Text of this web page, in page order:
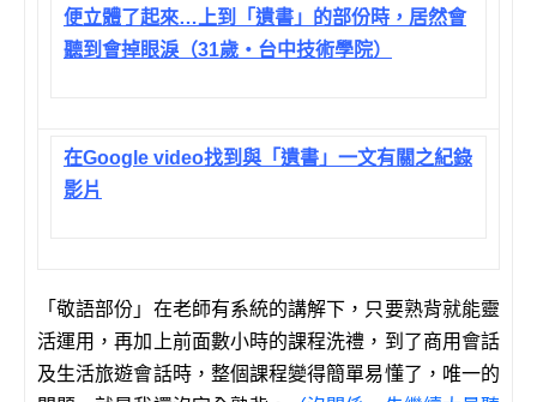
便立體了起來…上到「遺書」的部份時，居然會
聽到會掉眼淚（31歲‧台中技術學院）
在Google video找到與「遺書」一文有關之紀錄
影片
「敬語部份」在老師有系統的講解下，只要熟背就能靈
活運用，再加上前面數小時的課程洗禮，到了商用會話
及生活旅遊會話時，整個課程變得簡單易懂了，唯一的